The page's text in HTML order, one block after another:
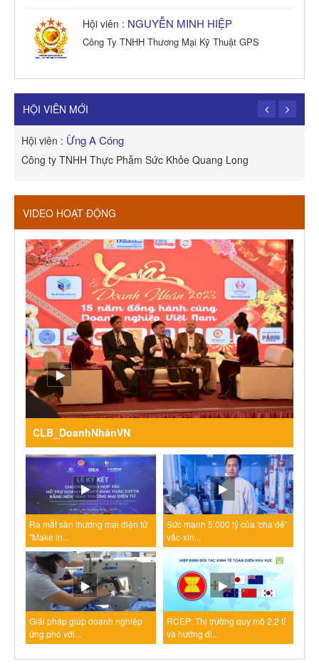
Hội viên : NGUYỄN MINH HIỆP
Công Ty TNHH Thương Mại Kỹ Thuật GPS
Công Ty TNHH Dịch vụ Cuộc Sống Hạnh Phúc
HỘI VIÊN MỚI
Hội viên : Ừng A Cóng
Công ty TNHH Thực Phẫm Sức Khỏe Quang Long
VIDEO HOẠT ĐỘNG
CLB_DoanhNhânVN
Ra mắt sàn thương mại điện tử
"Make in...
Sức mạnh 5.000 tỷ của 'cha đẻ'
vắc-xin...
Giải pháp giúp doanh nghiệp
ứng phó với...
RCEP: Thị trường quy mô 2,2 tỉ
và hướng đi...